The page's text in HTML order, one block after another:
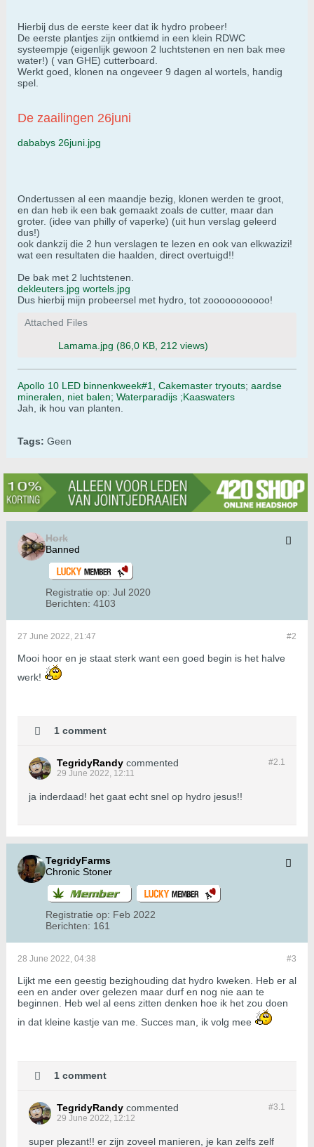
Hierbij dus de eerste keer dat ik hydro probeer!
De eerste plantjes zijn ontkiemd in een klein RDWC
systeempje (eigenlijk gewoon 2 luchtstenen en nen bak mee
water!) ( van GHE) cutterboard.
Werkt goed, klonen na ongeveer 9 dagen al wortels, handig
spel.
De zaailingen 26juni
dababys 26juni.jpg
Ondertussen al een maandje bezig, klonen werden te groot,
en dan heb ik een bak gemaakt zoals de cutter, maar dan
groter. (idee van philly of vaperke) (uit hun verslag geleerd
dus!)
ook dankzij die 2 hun verslagen te lezen en ook van elkwazizi!
wat een resultaten die haalden, direct overtuigd!!
De bak met 2 luchtstenen.
dekleuters.jpg wortels.jpg
Dus hierbij mijn probeersel met hydro, tot zooooooooooo!
Attached Files
Lamama.jpg (86,0 KB, 212 views)
Apollo 10 LED binnenkweek#1, Cakemaster tryouts; aardse
mineralen, niet balen; Waterparadijs ;Kaaswaters
Jah, ik hou van planten.
Tags: Geen
Hork
Banned
Registratie op: Jul 2020
Berichten: 4103
#2
27 June 2022, 21:47
Mooi hoor en je staat sterk want een goed begin is het halve
werk!
1 comment
#2.1
TegridyRandy commented
29 June 2022, 12:11
ja inderdaad! het gaat echt snel op hydro jesus!!
TegridyFarms
Chronic Stoner
Registratie op: Feb 2022
Berichten: 161
#3
28 June 2022, 04:38
Lijkt me een geestig bezighouding dat hydro kweken. Heb er al
een en ander over gelezen maar durf en nog nie aan te
beginnen. Heb wel al eens zitten denken hoe ik het zou doen
in dat kleine kastje van me. Succes man, ik volg mee
1 comment
#3.1
TegridyRandy commented
29 June 2022, 12:12
super plezant!! er zijn zoveel manieren, je kan zelfs zelf